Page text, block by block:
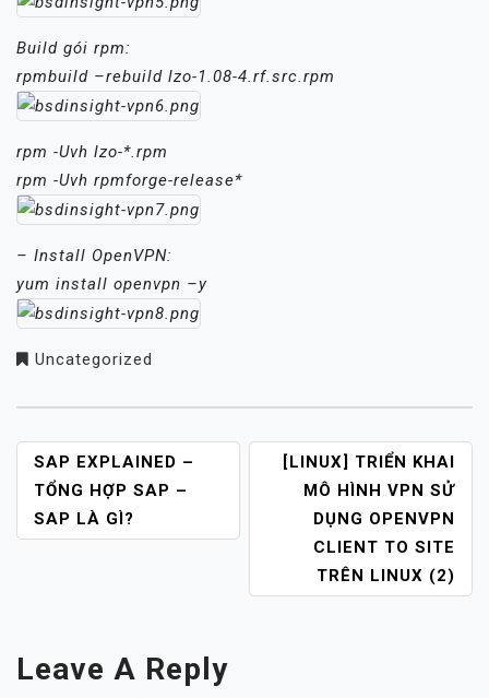
Build gói rpm:
rpmbuild –rebuild lzo-1.08-4.rf.src.rpm
rpm -Uvh lzo-*.rpm
rpm -Uvh rpmforge-release*
– Install OpenVPN:
yum install openvpn –y
Uncategorized
POST
NAVIGATION
SAP EXPLAINED –
TỔNG HỢP SAP –
SAP LÀ GÌ?
[LINUX] TRIỂN KHAI
MÔ HÌNH VPN SỬ
DỤNG OPENVPN
CLIENT TO SITE
TRÊN LINUX (2)
Leave A Reply